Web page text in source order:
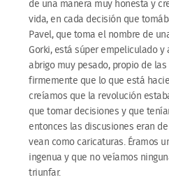
de una manera muy honesta y
vida, en cada decisión que
Pavel, que toma el nombre de
Gorki, está súper empeliculado
abrigo muy pesado, propio de
firmemente que lo que está
creíamos que la revolución
que tomar decisiones y que
entonces las discusiones eran
vean como caricaturas. Éramos
ingenua y que no veíamos
triunfar.